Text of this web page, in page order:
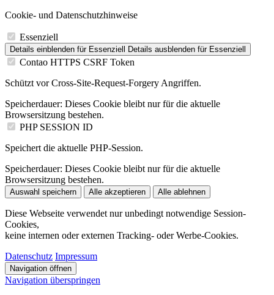
Cookie- und Datenschutzhinweise
Essenziell
Details einblenden für Essenziell Details ausblenden für Essenziell
Contao HTTPS CSRF Token
Schützt vor Cross-Site-Request-Forgery Angriffen.
Speicherdauer: Dieses Cookie bleibt nur für die aktuelle
Browsersitzung bestehen.
PHP SESSION ID
Speichert die aktuelle PHP-Session.
Speicherdauer: Dieses Cookie bleibt nur für die aktuelle
Browsersitzung bestehen.
Auswahl speichern Alle akzeptieren Alle ablehnen
Diese Webseite verwendet nur unbedingt notwendige Session-
Cookies,
keine internen oder externen Tracking- oder Werbe-Cookies.
Datenschutz Impressum
Navigation öffnen
Navigation überspringen